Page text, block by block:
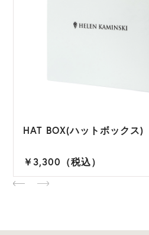
HAT BOX(ハットボックス)
￥3,300（税込）